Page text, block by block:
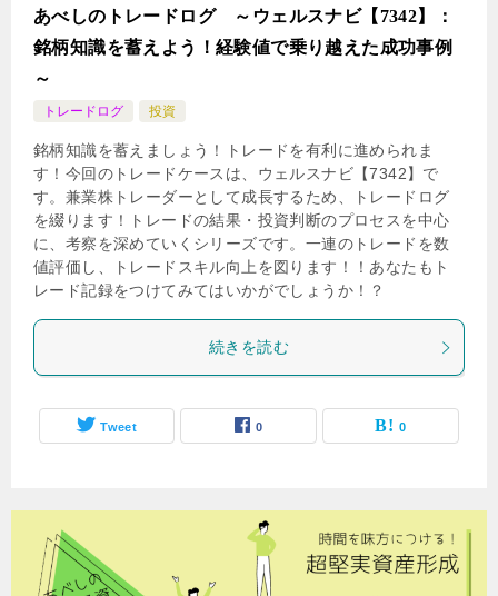
あべしのトレードログ ～ウェルスナビ【7342】：
銘柄知識を蓄えよう！経験値で乗り越えた成功事例
～
トレードログ 投資
銘柄知識を蓄えましょう！トレードを有利に進められま
す！今回のトレードケースは、ウェルスナビ【7342】で
す。兼業株トレーダーとして成長するため、トレードログ
を綴ります！トレードの結果・投資判断のプロセスを中心
に、考察を深めていくシリーズです。一連のトレードを数
値評価し、トレードスキル向上を図ります！！あなたもト
レード記録をつけてみてはいかがでしょうか！？
続きを読む
Tweet 0 0